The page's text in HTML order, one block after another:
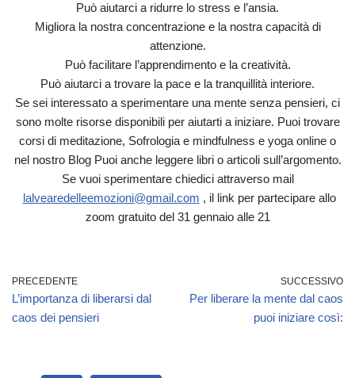
Può aiutarci a ridurre lo stress e l’ansia.
Migliora la nostra concentrazione e la nostra capacità di
attenzione.
Può facilitare l’apprendimento e la creatività.
Può aiutarci a trovare la pace e la tranquillità interiore.
Se sei interessato a sperimentare una mente senza pensieri, ci
sono molte risorse disponibili per aiutarti a iniziare. Puoi trovare
corsi di meditazione, Sofrologia e mindfulness e yoga online o
nel nostro Blog Puoi anche leggere libri o articoli sull’argomento.
Se vuoi sperimentare chiedici attraverso mail
lalvearedelleemozioni@gmail.com , il link per partecipare allo
zoom gratuito del 31 gennaio alle 21
PRECEDENTE
L’importanza di liberarsi dal
caos dei pensieri
SUCCESSIVO
Per liberare la mente dal caos
puoi iniziare così: